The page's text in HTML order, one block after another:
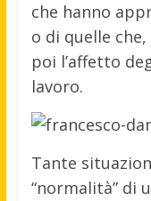
che hanno
o di quelle che,
poi l’affetto
lavoro.
Tante
“normalità” di